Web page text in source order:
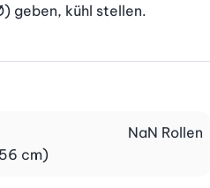
geben, kühl stellen.
cm)
NaN Rollen